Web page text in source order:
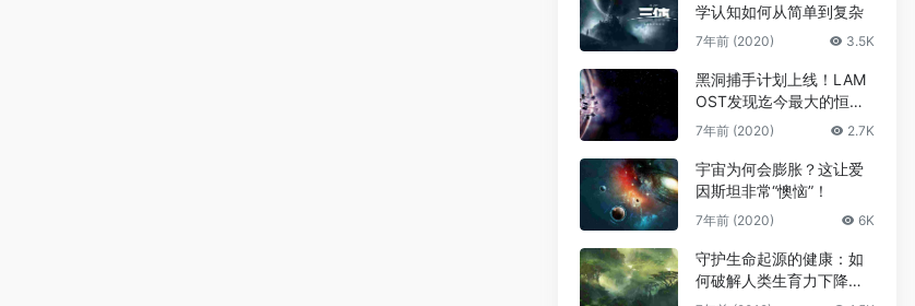
学认知如何从简单到复杂
7年前 (2020) 3.5K
黑洞捕手计划上线！LAM
OST发现迄今最大的恒星
级黑洞
7年前 (2020) 2.7K
宇宙为何会膨胀？这让爱
因斯坦非常“懊恼”！
7年前 (2020) 6K
守护生命起源的健康：如
何破解人类生育力下降难
题